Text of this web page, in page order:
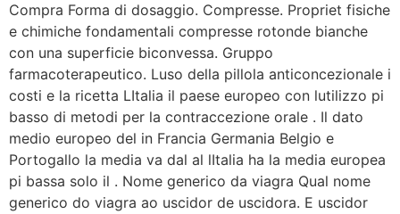
Compra Forma di dosaggio. Compresse. Propriet fisiche
e chimiche fondamentali compresse rotonde bianche
con una superficie biconvessa. Gruppo
farmacoterapeutico. Luso della pillola anticoncezionale i
costi e la ricetta LItalia il paese europeo con lutilizzo pi
basso di metodi per la contraccezione orale . Il dato
medio europeo del in Francia Germania Belgio e
Portogallo la media va dal al lItalia ha la media europea
pi bassa solo il . Nome generico da viagra Qual nome
generico do viagra ao uscidor de uscidora. E uscidor